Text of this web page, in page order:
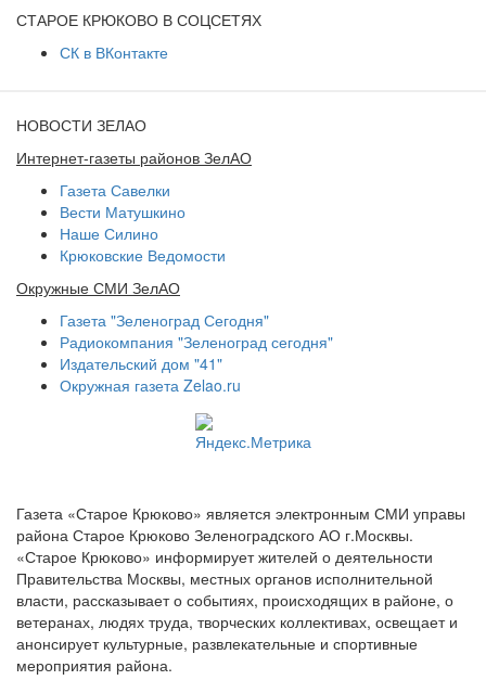
СТАРОЕ КРЮКОВО В СОЦСЕТЯХ
СК в ВКонтакте
НОВОСТИ ЗЕЛАО
Интернет-газеты районов ЗелАО
Газета Савелки
Вести Матушкино
Наше Силино
Крюковские Ведомости
Окружные СМИ ЗелАО
Газета "Зеленоград Сегодня"
Радиокомпания "Зеленоград сегодня"
Издательский дом "41"
Окружная газета Zelao.ru
Газета «Старое Крюково» является электронным СМИ управы
района Старое Крюково Зеленоградского АО г.Москвы.
«Старое Крюково» информирует жителей о деятельности
Правительства Москвы, местных органов исполнительной
власти, рассказывает о событиях, происходящих в районе, о
ветеранах, людях труда, творческих коллективах, освещает и
анонсирует культурные, развлекательные и спортивные
мероприятия района.